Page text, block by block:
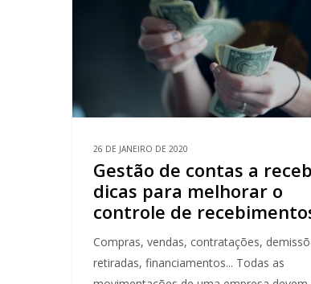
26 DE JANEIRO DE 2020
Gestão de contas a
dicas para melhorar o
controle de
Compras, vendas, contratações,
retiradas, financiamentos... Todas as